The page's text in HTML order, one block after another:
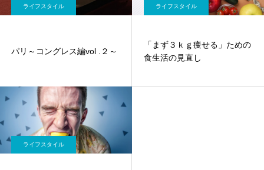
ライフスタイル
パリ～コングレス編vol .２～
ライフスタイル
「まず３ｋｇ痩せる」ための
食生活の見直し
ライフスタイル